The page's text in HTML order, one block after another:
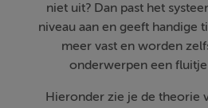
niet uit? Dan past het
niveau aan en geeft handige
meer vast en worden
onderwerpen een
Hieronder zie je de theorie